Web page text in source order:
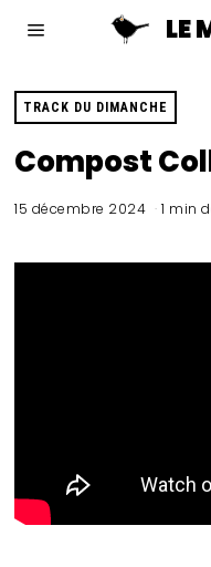
LE
TRACK DU DIMANCHE
Compost
15 décembre 2024 1 min